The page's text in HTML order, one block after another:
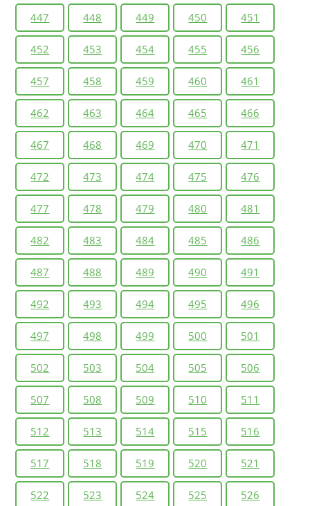
447 448 449 450 451
452 453 454 455 456
457 458 459 460 461
462 463 464 465 466
467 468 469 470 471
472 473 474 475 476
477 478 479 480 481
482 483 484 485 486
487 488 489 490 491
492 493 494 495 496
497 498 499 500 501
502 503 504 505 506
507 508 509 510 511
512 513 514 515 516
517 518 519 520 521
522 523 524 525 526